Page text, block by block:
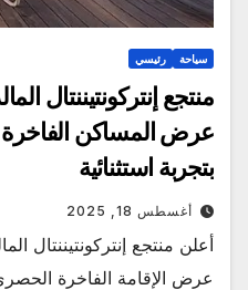
سياحة رئيسي
منتجع إنتركونتيننتال
عرض المساكن الفاخرة
بتجربة استثنائية
أغسطس 18, 2025
أعلن منتجع إنتركونتيننتال
عرض الإقامة الفاخرة